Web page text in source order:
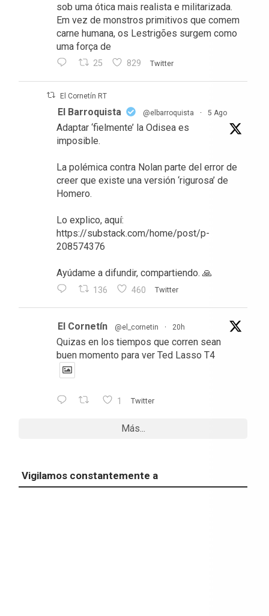
sob uma ótica mais realista e militarizada.
Em vez de monstros primitivos que comem
carne humana, os Lestrigões surgem como
uma força de
25 829 Twitter
El Cornetín RT
El Barroquista @elbarroquista · 5 Ago
Adaptar ‘fielmente’ la Odisea es
imposible.
La polémica contra Nolan parte del error de
creer que existe una versión ‘rigurosa’ de
Homero.
Lo explico, aquí:
https://substack.com/home/post/p-
208574376
Ayúdame a difundir, compartiendo. 🙏
136 460 Twitter
El Cornetín @el_cornetin · 20h
Quizas en los tiempos que corren sean
buen momento para ver Ted Lasso T4
1 Twitter
Más...
Vigilamos constantemente a